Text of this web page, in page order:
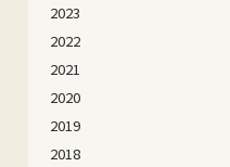
2023
2022
2021
2020
2019
2018